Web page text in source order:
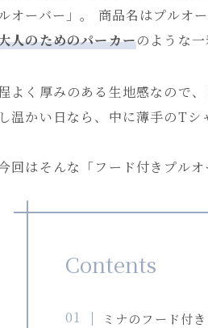
動物クッション
table ware
others(recommend)
all
n
g
オーバー」。 商品名はプルオ
人のためのパーカーのような一
よく厚みのある生地感なので
し温かい日なら、中に薄手のTシ
回はそんな「フード付きプルオ
Contents
ミナのフード付